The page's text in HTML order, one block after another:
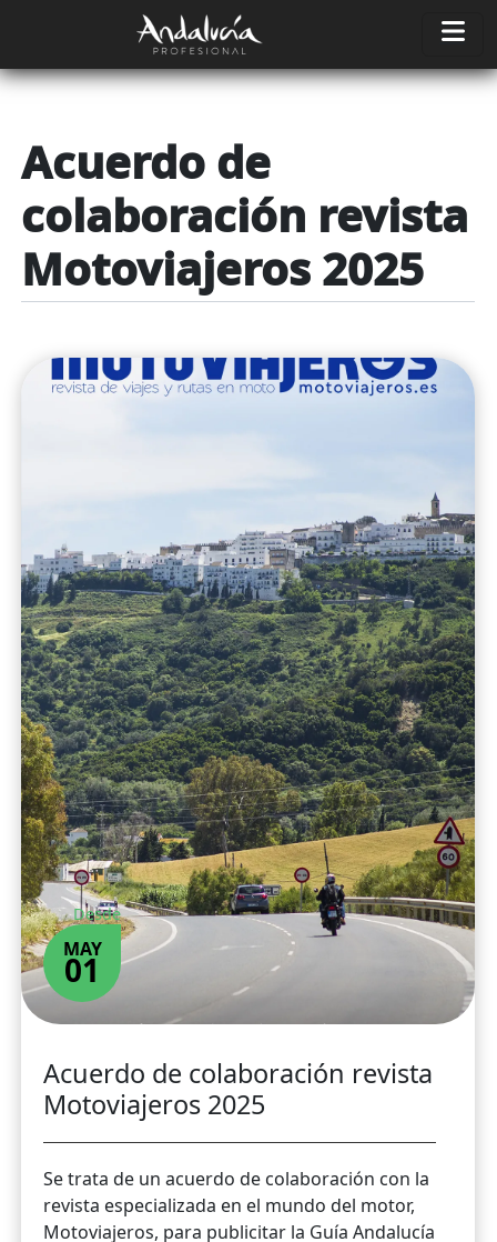
Pasar al contenido principal
Acuerdo de
colaboración revista
Motoviajeros 2025
Desde
MAY
01
Acuerdo de colaboración revista
Motoviajeros 2025
Se trata de un acuerdo de colaboración con la
revista especializada en el mundo del motor,
Motoviajeros, para publicitar la Guía Andalucía